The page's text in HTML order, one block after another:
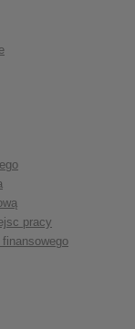
pracy